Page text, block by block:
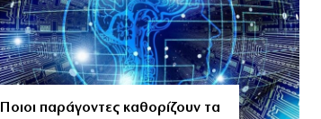
Ποιοι παράγοντες καθορίζουν τα